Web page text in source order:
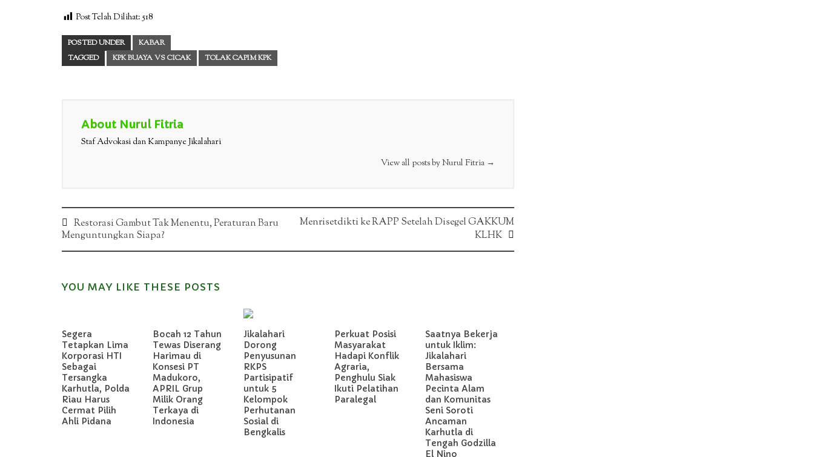
Post Telah Dilihat: 518
POSTED UNDER
KABAR
TAGGED
KPK BUAYA VS CICAK TOLAK CAPIM KPK
About Nurul Fitria
Staf Advokasi dan Kampanye Jikalahari
View all posts by Nurul Fitria →
Post
navigation
Restorasi Gambut Tak Menentu, Peraturan Baru
Menguntungkan Siapa?
Menrisetdikti ke RAPP Setelah Disegel GAKKUM
KLHK
YOU MAY LIKE THESE POSTS
Segera
Tetapkan Lima
Korporasi HTI
Sebagai
Tersangka
Karhutla, Polda
Riau Harus
Cermat Pilih
Ahli Pidana
Bocah 12 Tahun
Tewas Diserang
Harimau di
Konsesi PT
Madukoro,
APRIL Grup
Milik Orang
Terkaya di
Indonesia
Jikalahari
Dorong
Penyusunan
RKPS
Partisipatif
untuk 5
Kelompok
Perhutanan
Sosial di
Bengkalis
Perkuat Posisi
Masyarakat
Hadapi Konflik
Agraria,
Penghulu Siak
Ikuti Pelatihan
Paralegal
Saatnya Bekerja
untuk Iklim:
Jikalahari
Bersama
Mahasiswa
Pecinta Alam
dan Komunitas
Seni Soroti
Ancaman
Karhutla di
Tengah Godzilla
El Nino